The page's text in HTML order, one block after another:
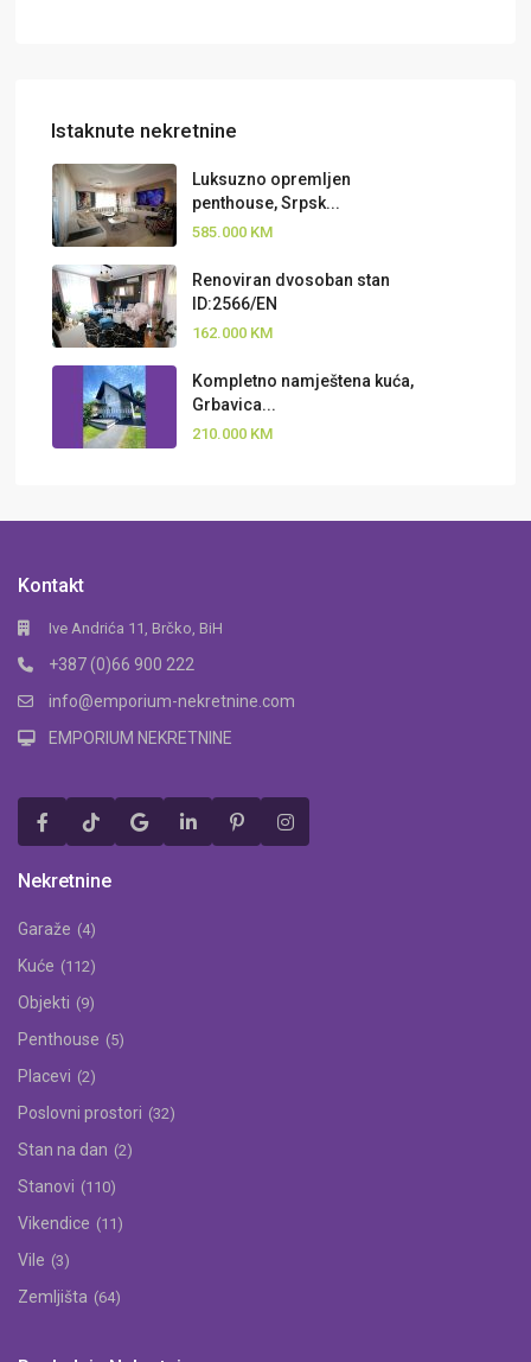
Istaknute nekretnine
Luksuzno opremljen
penthouse, Srpsk...
585.000 KM
Renoviran dvosoban stan
ID:2566/EN
162.000 KM
Kompletno namještena kuća,
Grbavica...
210.000 KM
Kontakt
Ive Andrića 11, Brčko, BiH
+387 (0)66 900 222
info@emporium-nekretnine.com
EMPORIUM NEKRETNINE
Nekretnine
Garaže (4)
Kuće (112)
Objekti (9)
Penthouse (5)
Placevi (2)
Poslovni prostori (32)
Stan na dan (2)
Stanovi (110)
Vikendice (11)
Vile (3)
Zemljišta (64)